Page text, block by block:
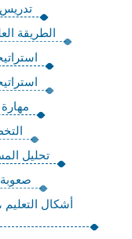
تدريس
الطريقة
تحليل
أشكال